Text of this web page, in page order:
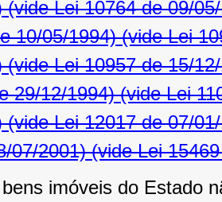
(vide Lei 10764 de 09/
10/05/1994)(vide Lei
(vide Lei 10957 de 15/
29/12/1994)(vide Lei
(vide Lei 12017 de 07/
07/2001)(vide Lei
imóveis do Estado